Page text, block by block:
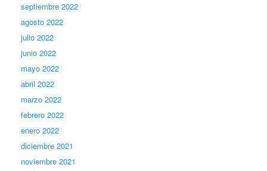
septiembre 2022
agosto 2022
julio 2022
junio 2022
mayo 2022
abril 2022
marzo 2022
febrero 2022
enero 2022
diciembre 2021
noviembre 2021